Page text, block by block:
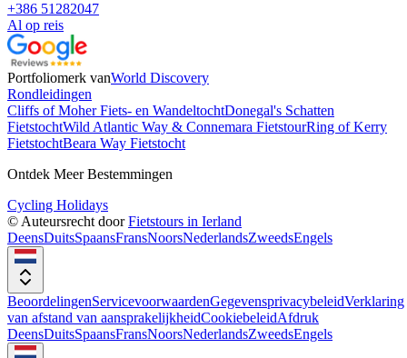
+386 51282047
Al op reis
Portfoliomerk vanWorld Discovery
Rondleidingen
Cliffs of Moher Fiets- en WandeltochtDonegal's Schatten
FietstochtWild Atlantic Way & Connemara FietstourRing of Kerry
FietstochtBeara Way Fietstocht
Ontdek Meer Bestemmingen
Cycling Holidays
© Auteursrecht door Fietstours in Ierland
DeensDuitsSpaansFransNoorsNederlandsZweedsEngels
BeoordelingenServicevoorwaardenGegevensprivacybeleidVerklaring
van afstand van aansprakelijkheidCookiebeleidAfdruk
DeensDuitsSpaansFransNoorsNederlandsZweedsEngels